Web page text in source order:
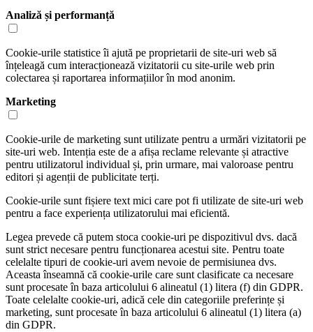
Analiză și performanță
Cookie-urile statistice îi ajută pe proprietarii de site-uri web să
înțeleagă cum interacționează vizitatorii cu site-urile web prin
colectarea și raportarea informațiilor în mod anonim.
Marketing
Cookie-urile de marketing sunt utilizate pentru a urmări vizitatorii pe
site-uri web. Intenția este de a afișa reclame relevante și atractive
pentru utilizatorul individual și, prin urmare, mai valoroase pentru
editori și agenții de publicitate terți.
Cookie-urile sunt fișiere text mici care pot fi utilizate de site-uri web
pentru a face experiența utilizatorului mai eficientă.
Legea prevede că putem stoca cookie-uri pe dispozitivul dvs. dacă
sunt strict necesare pentru funcționarea acestui site. Pentru toate
celelalte tipuri de cookie-uri avem nevoie de permisiunea dvs.
Aceasta înseamnă că cookie-urile care sunt clasificate ca necesare
sunt procesate în baza articolului 6 alineatul (1) litera (f) din GDPR.
Toate celelalte cookie-uri, adică cele din categoriile preferințe și
marketing, sunt procesate în baza articolului 6 alineatul (1) litera (a)
din GDPR.